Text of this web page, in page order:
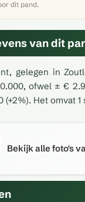
dit pand.
van dit
gelegen in
ofwel ± €
(+2%). Het omvat
Bekijk alle foto's